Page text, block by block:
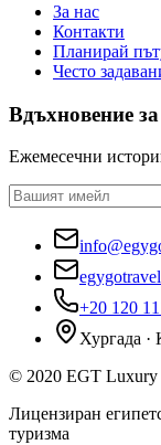
За нас
Контакти
Планирай
Често
Вдъхновение
Ежемесечни
+20 120
Хургада ·
© 2020 EGT Luxury
Лицензиран
туризма